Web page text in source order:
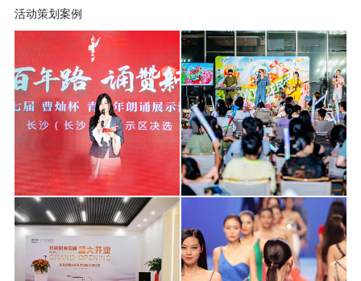
活动策划案例